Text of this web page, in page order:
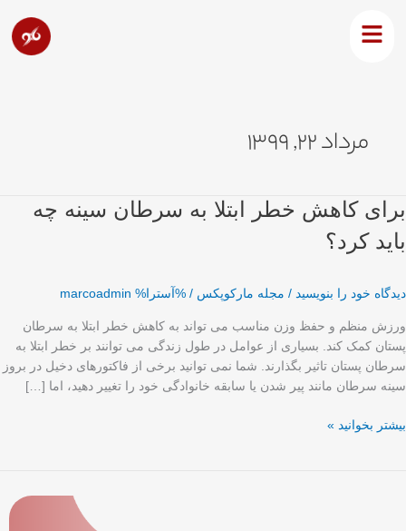
مرداد ۲۲, ۱۳۹۹
برای کاهش خطر ابتلا به سرطان سینه چه
باید کرد؟
دیدگاه‌ خود را بنویسید / مجله مارکوپکس / %آسترا% marcoadmin
ورزش منظم و حفظ وزن مناسب می تواند به کاهش خطر ابتلا به سرطان
پستان کمک کند. بسیاری از عوامل در طول زندگی می توانند بر خطر ابتلا به
سرطان پستان تاثیر بگذارند. شما نمی توانید برخی از فاکتورهای دخیل در بروز
سینه سرطان مانند پیر شدن یا سابقه خانوادگی خود را تغییر دهید، اما […]
برای
کاهش
خطر
سینه
چه
باید
کرد؟
بیشتر بخوانید »